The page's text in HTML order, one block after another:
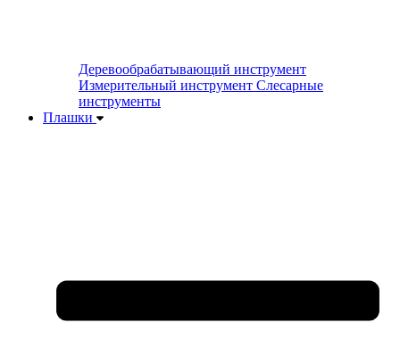
Деревообрабатывающий инструмент
Измерительный инструмент Слесарные
инструменты
Плашки